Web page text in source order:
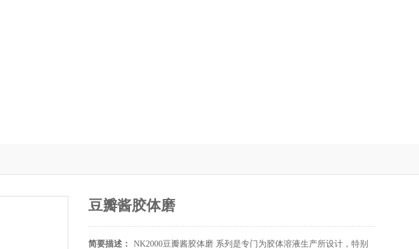
豆瓣酱胶体磨
简要描述：
NK2000豆瓣酱胶体磨 系列是专门为胶体溶液生产所设计，特别